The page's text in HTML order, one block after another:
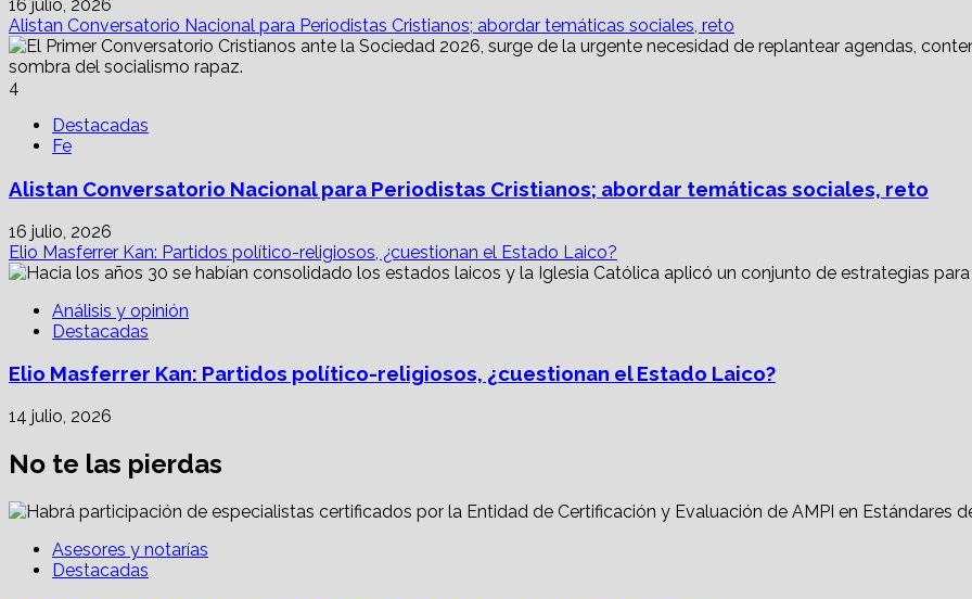
16 julio, 2026
Alistan Conversatorio Nacional para Periodistas Cristianos; abordar temáticas sociales, reto
4
Destacadas
Fe
Alistan Conversatorio Nacional para Periodistas Cristianos; abordar temáticas sociales, reto
16 julio, 2026
Elio Masferrer Kan: Partidos político-religiosos, ¿cuestionan el Estado Laico?
Análisis y opinión
Destacadas
Elio Masferrer Kan: Partidos político-religiosos, ¿cuestionan el Estado Laico?
14 julio, 2026
No te las pierdas
Asesores y notarías
Destacadas